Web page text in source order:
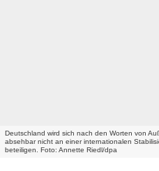
Deutschland wird sich nach den Worten von
absehbar nicht an einer internationalen
beteiligen. Foto: Annette Riedl/dpa